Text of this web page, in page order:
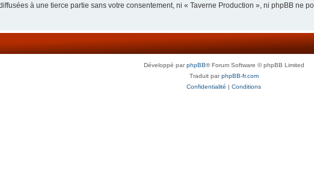
à une tierce partie sans votre consentement, ni « Taverne Production », ni phpBB ne
Développé parphpBB® Forum Software © phpBB Limited
Traduit parphpBB-fr.com
Confidentialité | Conditions